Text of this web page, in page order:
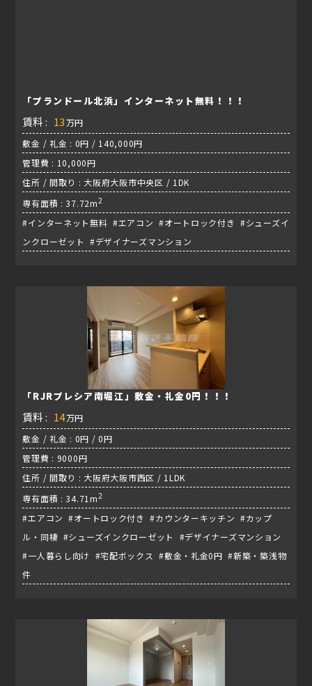
「プランドール北浜」インターネット無料！！！
賃料 : 13 万円
敷金 / 礼金 : 0円 / 140,000円
管理費 : 10,000円
住所 / 間取り : 大阪府大阪市中央区 / 1DK
専有面積 : 37.72m2
#インターネット無料 #エアコン #オートロック付き #シューズイ
ンクローゼット #デザイナーズマンション
「RJRプレシア南堀江」敷金・礼金0円！！！
賃料 : 14万円
敷金 / 礼金 : 0円 / 0円
管理費 : 9000円
住所 / 間取り : 大阪府大阪市西区 / 1LDK
専有面積 : 34.71m2
#エアコン #オートロック付き #カウンターキッチン #カップ
ル・同棲 #シューズインクローゼット #デザイナーズマンション
#一人暮らし向け #宅配ボックス #敷金・礼金0円 #新築・築浅物
件